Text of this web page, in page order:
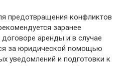
предотвращения конфликтов
заранее
аренды и в случае
за юридической помощью
уведомлений и подготовки к